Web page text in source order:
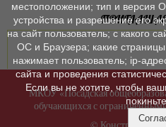
МКОУ «Посадская
обучающихся с
© Конструктор
местоположении; тип и версия
устройства и разрешение его
на сайт пользователь; с какого
ОС и Браузера; какие страницы
нажимает пользователь; ip-
сайта и проведения
Если вы не хотите, чтобы